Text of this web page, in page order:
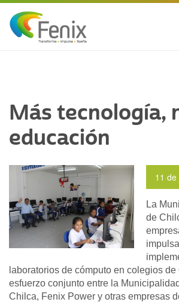
Más tecnología,
educación
11
La
de
laboratorios de cómputo en colegios
esfuerzo conjunto entre la
Chilca, Fenix Power y otras empresas